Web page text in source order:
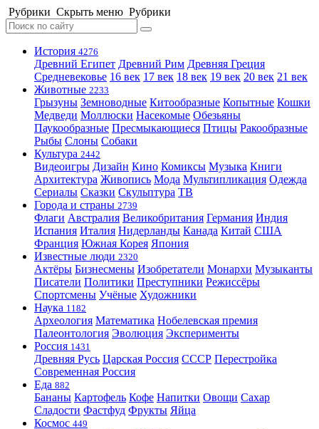
Рубрики Скрыть меню Рубрики
История 4276
Древний Египет Древний Рим Древняя Греция
Средневековье 16 век 17 век 18 век 19 век 20 век 21 век
Животные 2233
Грызуны Земноводные Китообразные Копытные Кошки
Медведи Моллюски Насекомые Обезьяны
Паукообразные Пресмыкающиеся Птицы Ракообразные
Рыбы Слоны Собаки
Культура 2442
Видеоигры Дизайн Кино Комиксы Музыка Книги
Архитектура Живопись Мода Мультипликация Одежда
Сериалы Сказки Скульптура ТВ
Города и страны 2739
Флаги Австралия Великобритания Германия Индия
Испания Италия Нидерланды Канада Китай США
Франция Южная Корея Япония
Известные люди 2320
Актёры Бизнесмены Изобретатели Монархи Музыканты
Писатели Политики Преступники Режиссёры
Спортсмены Учёные Художники
Наука 1182
Археология Математика Нобелевская премия
Палеонтология Эволюция Эксперименты
Россия 1431
Древняя Русь Царская Россия СССР Перестройка
Современная Россия
Еда 882
Бананы Картофель Кофе Напитки Овощи Сахар
Сладости Фастфуд Фрукты Яйца
Космос 449